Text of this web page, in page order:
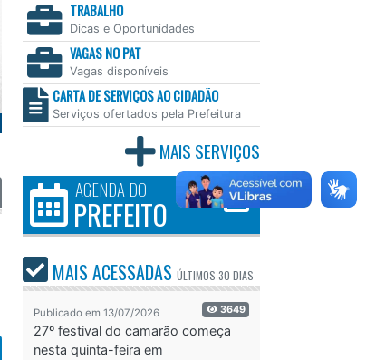
TRABALHO
Dicas e Oportunidades
VAGAS NO PAT
Vagas disponíveis
CARTA DE SERVIÇOS AO CIDADÃO
Serviços ofertados pela Prefeitura
MAIS SERVIÇOS
AGENDA DO
PREFEITO
MAIS ACESSADAS ÚLTIMOS 30 DIAS
Publicado em 13/07/2026 3649
27º festival do camarão começa
nesta quinta-feira em